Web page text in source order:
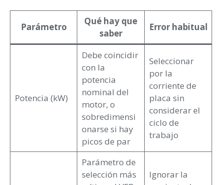
Parámetro
Qué hay que
saber
Error habitual
Potencia (kW)
Debe coincidir
con la
potencia
nominal del
motor, o
sobredimensi
onarse si hay
picos de par
Seleccionar
por la
corriente de
placa sin
considerar el
ciclo de
trabajo
Parámetro de
selección más
Ignorar la